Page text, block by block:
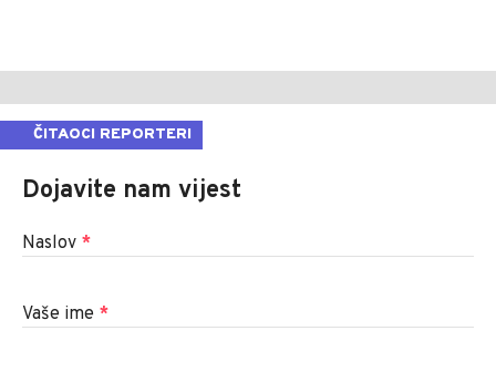
ČITAOCI REPORTERI
Dojavite nam vijest
Naslov *
Vaše ime *